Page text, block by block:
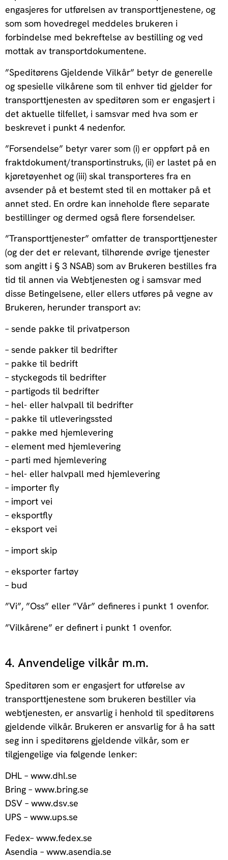
engasjeres for utførelsen av transporttjenestene, og
som som hovedregel meddeles brukeren i
forbindelse med bekreftelse av bestilling og ved
mottak av transportdokumentene.
”Speditørens Gjeldende Vilkår” betyr de generelle
og spesielle vilkårene som til enhver tid gjelder for
transporttjenesten av speditøren som er engasjert i
det aktuelle tilfellet, i samsvar med hva som er
beskrevet i punkt 4 nedenfor.
”Forsendelse” betyr varer som (i) er oppført på en
fraktdokument/transportinstruks, (ii) er lastet på en
kjøretøyenhet og (iii) skal transporteres fra en
avsender på et bestemt sted til en mottaker på et
annet sted. En ordre kan inneholde flere separate
bestillinger og dermed også flere forsendelser.
”Transporttjenester” omfatter de transporttjenester
(og der det er relevant, tilhørende øvrige tjenester
som angitt i § 3 NSAB) som av Brukeren bestilles fra
tid til annen via Webtjenesten og i samsvar med
disse Betingelsene, eller ellers utføres på vegne av
Brukeren, herunder transport av:
– sende pakke til privatperson
– sende pakker til bedrifter
– pakke til bedrift
– styckegods til bedrifter
– partigods til bedrifter
– hel- eller halvpall til bedrifter
– pakke til utleveringssted
– pakke med hjemlevering
– element med hjemlevering
– parti med hjemlevering
– hel- eller halvpall med hjemlevering
– importer fly
– import vei
– eksportfly
– eksport vei
– import skip
– eksporter fartøy
– bud
”Vi”, ”Oss” eller ”Vår” defineres i punkt 1 ovenfor.
”Vil­kå­re­ne” er defin­ert i punkt 1 oven­for.
4. Anvendelige vilkår m.m.
Speditøren som er engasjert for utførelse av
transporttjenestene som brukeren bestiller via
webtjenesten, er ansvarlig i henhold til speditørens
gjeldende vilkår. Brukeren er ansvarlig for å ha satt
seg inn i speditørens gjeldende vilkår, som er
tilgjengelige via følgende lenker:
DHL – www.dhl.se
Bring – www.bring.se
DSV – www.dsv.se
UPS – www.ups.se
Fedex– www.fedex.se
Asendia – www.asendia.se